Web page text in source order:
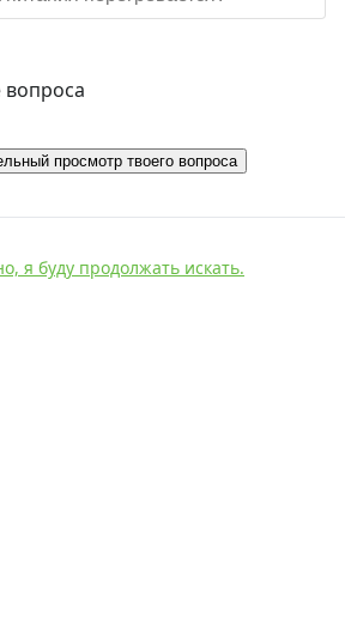
просмотр твоего вопроса
я буду продолжать искать.